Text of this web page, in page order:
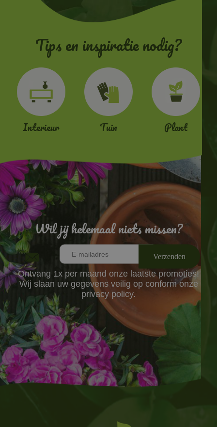
Tips en inspiratie nodig?
Interieur Tuin Plant
Wil jij helemaal niets missen?
Ontvang 1x per maand onze laatste promoties!
Wij slaan uw gegevens veilig op conform onze
privacy policy.